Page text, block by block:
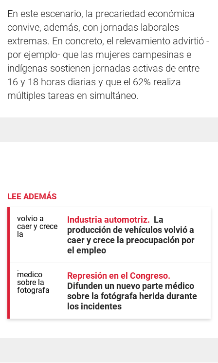
En este escenario, la precariedad económica
convive, además, con jornadas laborales
extremas. En concreto, el relevamiento advirtió -
por ejemplo- que las mujeres campesinas e
indígenas sostienen jornadas activas de entre
16 y 18 horas diarias y que el 62% realiza
múltiples tareas en simultáneo.
LEE ADEMÁS
Industria automotriz
La
producción de vehículos volvió a
caer y crece la preocupación por
el empleo
Represión en el Congreso
Difunden un nuevo parte médico
sobre la fotógrafa herida durante
los incidentes